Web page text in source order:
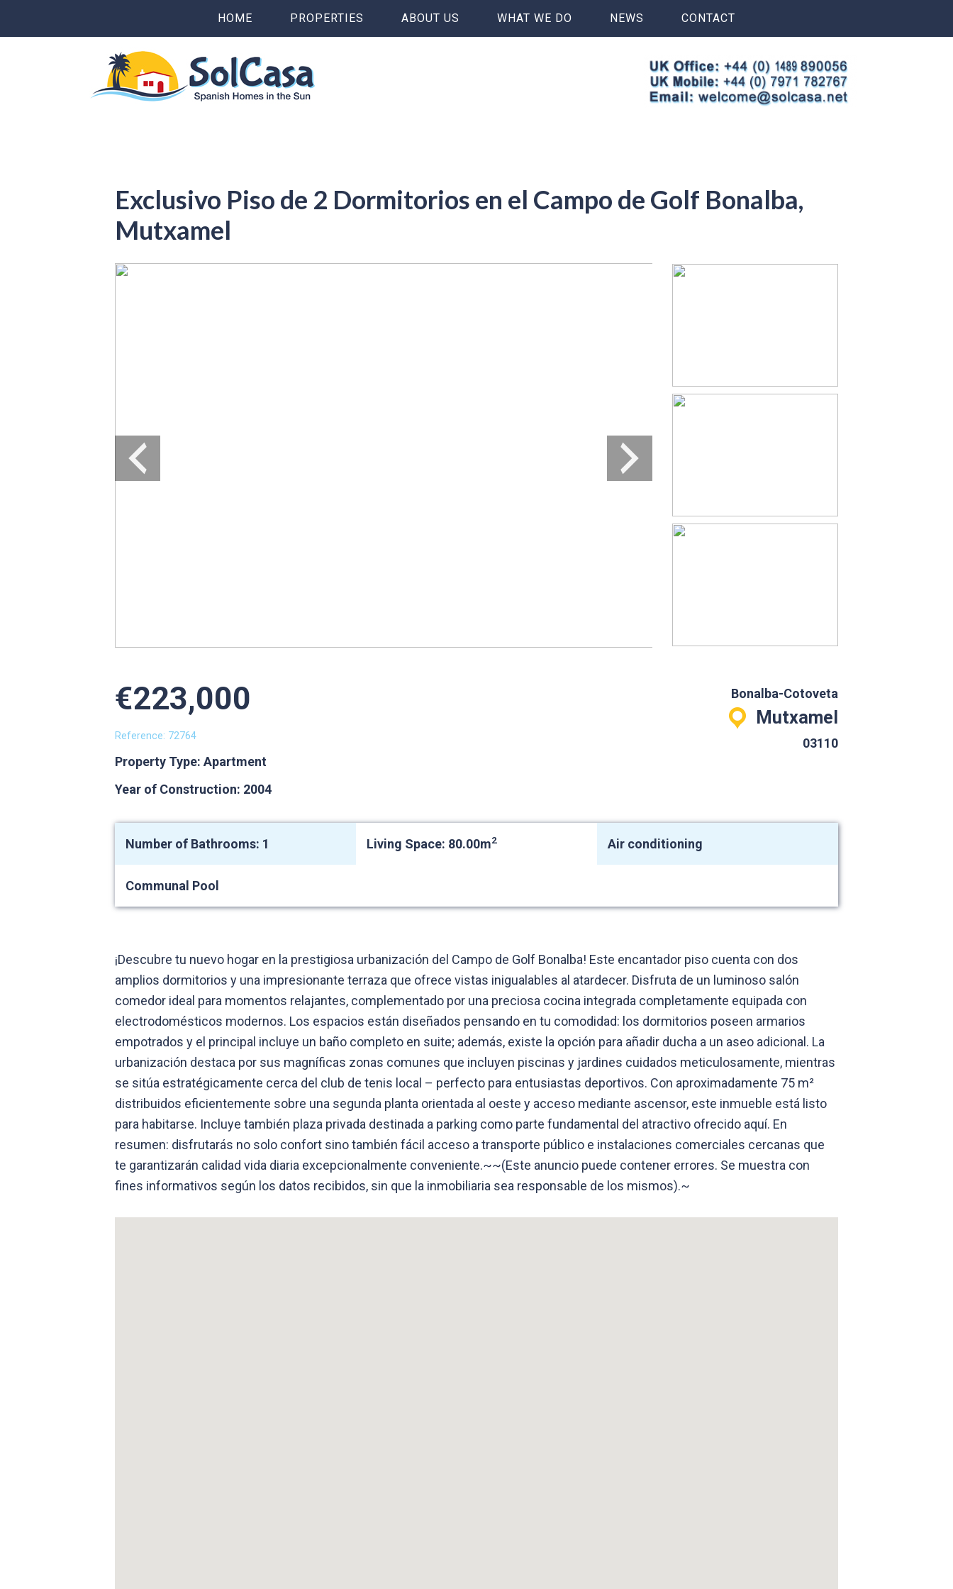
HOME PROPERTIES ABOUT US WHAT WE DO NEWS CONTACT
Exclusivo Piso de 2 Dormitorios en el Campo de Golf Bonalba,
Mutxamel
€223,000
Reference: 72764
Property Type: Apartment
Year of Construction: 2004
Bonalba-Cotoveta
Mutxamel
03110
Number of Bathrooms: 1 Living Space: 80.00m2 Air conditioning
Communal Pool
¡Descubre tu nuevo hogar en la prestigiosa urbanización del Campo de Golf Bonalba! Este encantador piso cuenta con dos
amplios dormitorios y una impresionante terraza que ofrece vistas inigualables al atardecer. Disfruta de un luminoso salón
comedor ideal para momentos relajantes, complementado por una preciosa cocina integrada completamente equipada con
electrodomésticos modernos. Los espacios están diseñados pensando en tu comodidad: los dormitorios poseen armarios
empotrados y el principal incluye un baño completo en suite; además, existe la opción para añadir ducha a un aseo adicional. La
urbanización destaca por sus magníficas zonas comunes que incluyen piscinas y jardines cuidados meticulosamente, mientras
se sitúa estratégicamente cerca del club de tenis local – perfecto para entusiastas deportivos. Con aproximadamente 75 m²
distribuidos eficientemente sobre una segunda planta orientada al oeste y acceso mediante ascensor, este inmueble está listo
para habitarse. Incluye también plaza privada destinada a parking como parte fundamental del atractivo ofrecido aquí. En
resumen: disfrutarás no solo confort sino también fácil acceso a transporte público e instalaciones comerciales cercanas que
te garantizarán calidad vida diaria excepcionalmente conveniente.~~(Este anuncio puede contener errores. Se muestra con
fines informativos según los datos recibidos, sin que la inmobiliaria sea responsable de los mismos).~